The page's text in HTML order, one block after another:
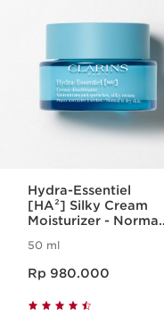
Hydra-Essentiel
[HA²] Silky Cream
Moisturizer - Normal
50 ml
Rp 980.000